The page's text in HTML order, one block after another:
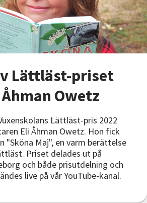
Lättläst-priset
Owetz
Lättläst-pris 2022
Eli Åhman Owetz. Hon fick
"Sköna Maj", en varm berättelse
Priset delades ut på
och både prisutdelning och
live på vår YouTube-kanal.